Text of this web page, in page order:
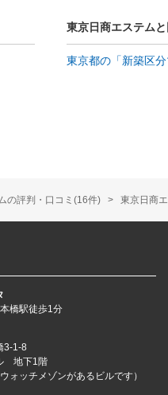
東京日商エステム
東京都の「新築区
の評判・口コミ(16件) 東京日商
橋駅徒歩1分
3-1-8
地下1階
ォッチメゾンがあるビルです）